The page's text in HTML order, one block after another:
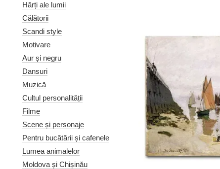
Hărți ale lumii
Călătorii
Scandi style
Motivare
Aur și negru
Dansuri
Muzică
Cultul personalității
Filme
Scene și personaje
Pentru bucătării și cafenele
Lumea animalelor
Moldova și Chișinău